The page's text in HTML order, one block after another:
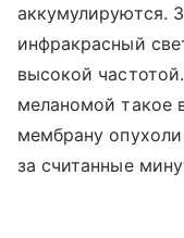
аккумулируются.
инфракрасный
высокой
меланомой такое
мембрану
за считанные